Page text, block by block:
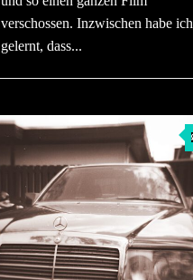
verschossen. Inzwischen habe ich
gelernt, dass...